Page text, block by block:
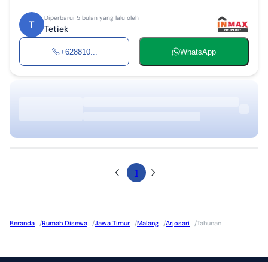
T
Diperbarui 5 bulan yang lalu oleh
Tetiek
+628810... WhatsApp
1
Beranda /Rumah Disewa /Jawa Timur /Malang /Arjosari /Tahunan